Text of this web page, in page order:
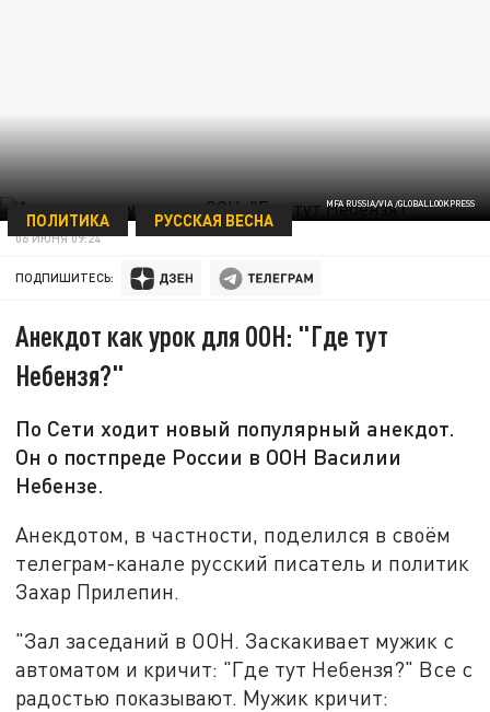
MFA RUSSIA/VIA /GLOBALLOOKPRESS
ПОЛИТИКА РУССКАЯ ВЕСНА
06 ИЮНЯ 09:24
ПОДПИШИТЕСЬ:
Анекдот как урок для ООН: "Где тут
Небензя?"
По Сети ходит новый популярный анекдот.
Он о постпреде России в ООН Василии
Небензе.
Анекдотом, в частности, поделился в своём
телеграм-канале русский писатель и политик
Захар Прилепин.
"Зал заседаний в ООН. Заскакивает мужик с
автоматом и кричит: "Где тут Небензя?" Все с
радостью показывают. Мужик кричит: